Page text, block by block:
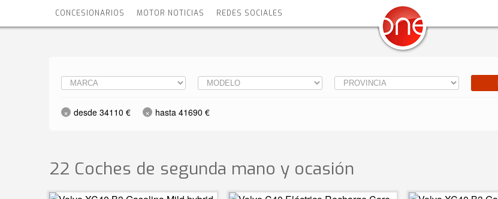
CONCESIONARIOS MOTOR NOTICIAS REDES SOCIALES
desde 34110 € hasta 41690 €
22 Coches de segunda mano y ocasión